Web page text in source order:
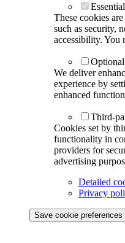
These cookies
such as security,
accessibility. You
We deliver
experience by
enhanced
Third-
Cookies set by
functionality in
providers for
advertising
Detailed
Privacy
Save cookie preferences